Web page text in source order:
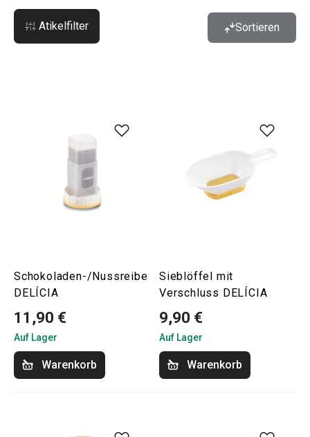
Atikelfilter Sortieren
Schokoladen-/Nussreibe
DELÍCIA
11,90 €
Auf Lager
Warenkorb
Sieblöffel mit
Verschluss DELÍCIA
9,90 €
Auf Lager
Warenkorb